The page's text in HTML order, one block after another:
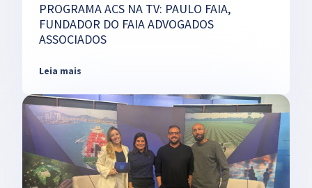
PROGRAMA ACS NA TV: PAULO FAIA,
FUNDADOR DO FAIA ADVOGADOS
ASSOCIADOS
Leia mais